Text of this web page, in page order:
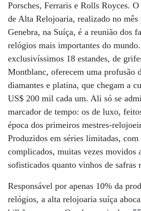
Porsches, Ferraris e Rolls Royces.
de Alta Relojoaria, realizado no mês
Genebra, na Suíça, é a reunião dos
relógios mais importantes do
exclusivíssimos 18 estandes, de
Montblanc, oferecem uma profusão
diamantes e platina, que chegam a
US$ 200 mil cada um. Ali só se
marcador de tempo: os de luxo,
época dos primeiros mestres-
Produzidos em séries limitadas, com
complicados, muitas vezes movidos
sofisticados quanto vinhos de safras
Responsável por apenas 10% da
relógios, a alta relojoaria suíça